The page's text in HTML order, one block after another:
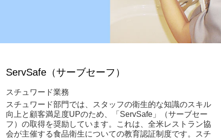
ServSafe（サーブセーフ）
スチュワード業務
スチュワード部門では、スタッフの衛生的な知識のスキル
向上と顧客満足度UPのため、「ServSafe」（サーブセー
フ）の取得を奨励しています。これは、全米レストラン協
会が主催する食品衛生についての教育認証制度です。スチ